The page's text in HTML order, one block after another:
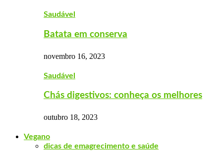
Saudável
Batata em conserva
novembro 16, 2023
Saudável
Chás digestivos: conheça os melhores
outubro 18, 2023
Vegano
dicas de emagrecimento e saúde